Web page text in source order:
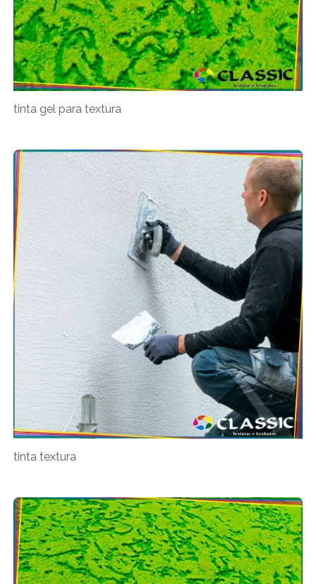
tinta gel para textura
tinta textura